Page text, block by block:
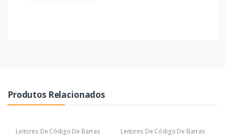
Produtos Relacionados
Leitores De Código De Barras
Leitores De Código De Barras